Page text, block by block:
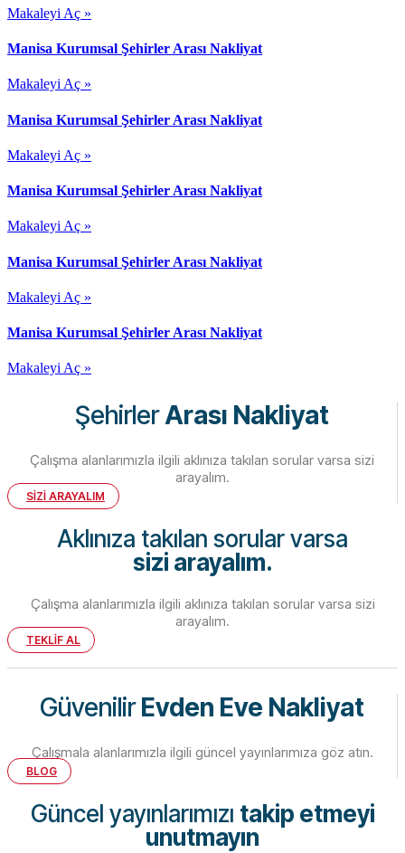
Makaleyi Aç »
Manisa Kurumsal Şehirler Arası Nakliyat
Makaleyi Aç »
Manisa Kurumsal Şehirler Arası Nakliyat
Makaleyi Aç »
Manisa Kurumsal Şehirler Arası Nakliyat
Makaleyi Aç »
Manisa Kurumsal Şehirler Arası Nakliyat
Makaleyi Aç »
Manisa Kurumsal Şehirler Arası Nakliyat
Makaleyi Aç »
ŞehirlerArası Nakliyat
Çalışma alanlarımızla ilgili aklınıza takılan sorular varsa sizi
arayalım.
SİZİ ARAYALIM
Aklınıza takılan sorular varsa
sizi arayalım.
Çalışma alanlarımızla ilgili aklınıza takılan sorular varsa sizi
arayalım.
TEKLİF AL
GüvenilirEvden Eve Nakliyat
Çalışmala alanlarımızla ilgili güncel yayınlarımıza göz atın.
BLOG
Güncel yayınlarımızı takip etmeyi
unutmayın